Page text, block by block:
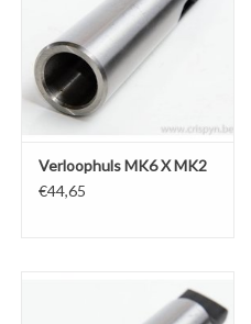
Verloophuls MK6 X MK2
€44,65